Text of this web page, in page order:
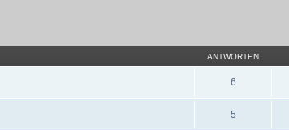
ANTWORTEN
6
5